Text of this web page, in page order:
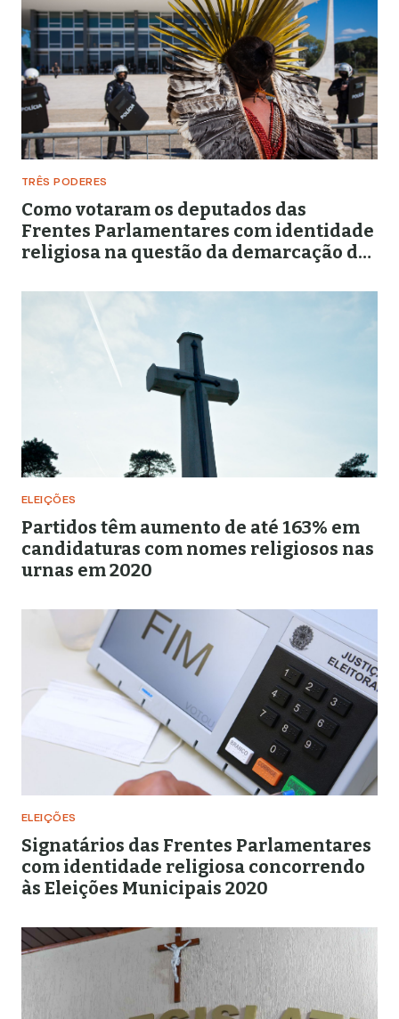
TRÊS PODERES
Como votaram os deputados das
Frentes Parlamentares com identidade
religiosa na questão da demarcação de
ELEIÇÕES
Partidos têm aumento de até 163% em
candidaturas com nomes religiosos nas
urnas em 2020
ELEIÇÕES
Signatários das Frentes Parlamentares
com identidade religiosa concorrendo
às Eleições Municipais 2020